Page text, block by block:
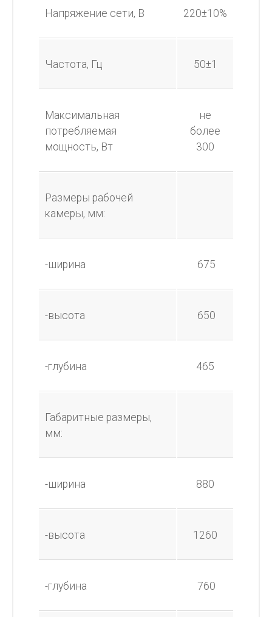
Напряжение сети, В 220±10%
Частота, Гц 50±1
Максимальная
потребляемая
мощность, Вт
не
более
300
Размеры рабочей
камеры, мм:
-ширина 675
-высота 650
-глубина 465
Габаритные размеры,
мм:
-ширина 880
-высота 1260
-глубина 760